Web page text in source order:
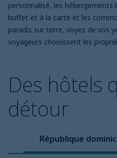
personnalisé, les
buffet et à la carte et les
paradis sur terre, voyez de vos
voyageurs choisissent les
Des hôtels
détour
République